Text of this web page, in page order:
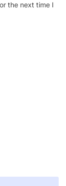
the next time I